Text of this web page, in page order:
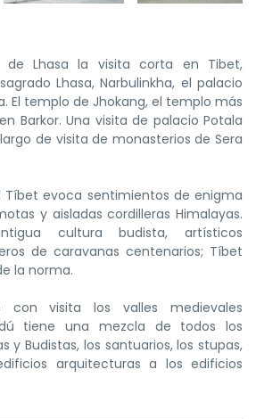
de Lhasa la visita corta en Tibet,
Lhasa, Narbulinkha, el palacio
El templo de Jhokang, el templo más
Barkor. Una visita de palacio Potala
de visita de monasterios de Sera
Tíbet evoca sentimientos de enigma
y aisladas cordilleras Himalayas.
cultura budista, artísticos
de caravanas centenarios; Tíbet
la norma.
con visita los valles medievales
tiene una mezcla de todos los
y Budistas, los santuarios, los stupas,
arquitecturas a los edificios